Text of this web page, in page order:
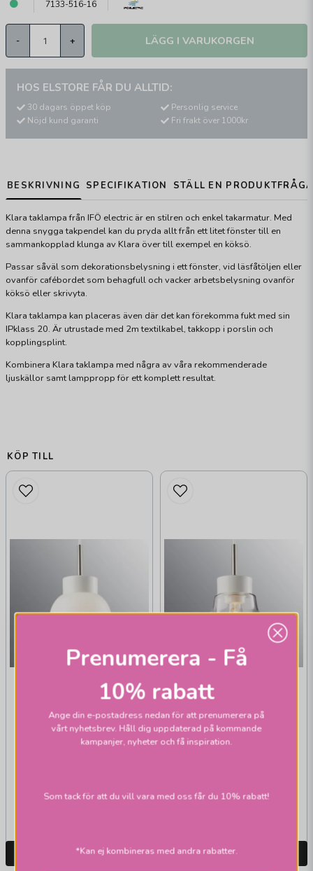
7133-516-16
- + LÄGG I VARUKORGEN
HOS ELSTORE FÅR DU ALLTID:
30 dagars öppet köp
Nöjd kund garanti
Personlig service
Fri frakt över 1000kr
BESKRIVNING SPECIFIKATION STÄLL EN
Klara taklampa från IFÖ electric är en stilren och enkel takarmatur. Med
denna snygga takpendel kan du pryda allt från ett litet fönster till en
sammankopplad klunga av Klara över till exempel en köksö.
Passar såväl som dekorationsbelysning i ett fönster, vid läsfåtöljen eller
ovanför cafébordet som behagfull och vacker arbetsbelysning ovanför
köksö eller skrivyta.
Klara taklampa kan placeras även där det kan förekomma fukt med sin
IPklass 20. Är utrustade med 2m textilkabel, takkopp i porslin och
kopplingsplint.
Kombinera Klara taklampa med några av våra rekommenderade
ljuskällor samt lamppropp för ett komplett resultat.
KÖP TILL
IFÖ ELECTRIC
2 139 kr
LÄGG I VARUKORGEN
IFÖ ELECTRIC
2 299 kr
LÄGG I VARUKORGEN
Prenumerera - Få
10% rabatt
Ange din e-postadress nedan för att prenumerera på
vårt nyhetsbrev. Håll dig uppdaterad på kommande
kampanjer, nyheter och få inspiration.
Som tack för att du vill vara med oss får du 10% rabatt!
*Kan ej kombineras med andra rabatter.